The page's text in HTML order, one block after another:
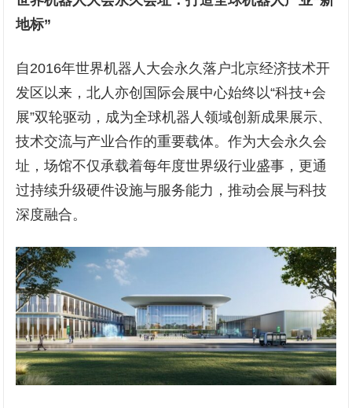
地标”
自2016年世界机器人大会永久落户北京经济技术开
发区以来，北人亦创国际会展中心始终以“科技+会
展”双轮驱动，成为全球机器人领域创新成果展示、
技术交流与产业合作的重要载体。作为大会永久会
址，场馆不仅承载着每年度世界级行业盛事，更通
过持续升级硬件设施与服务能力，推动会展与科技
深度融合。